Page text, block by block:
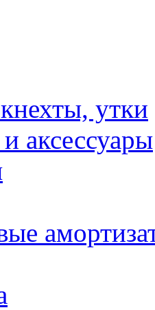
утки
аксессуары